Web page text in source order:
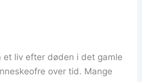
et liv efter døden i det gamle
over tid. Mange